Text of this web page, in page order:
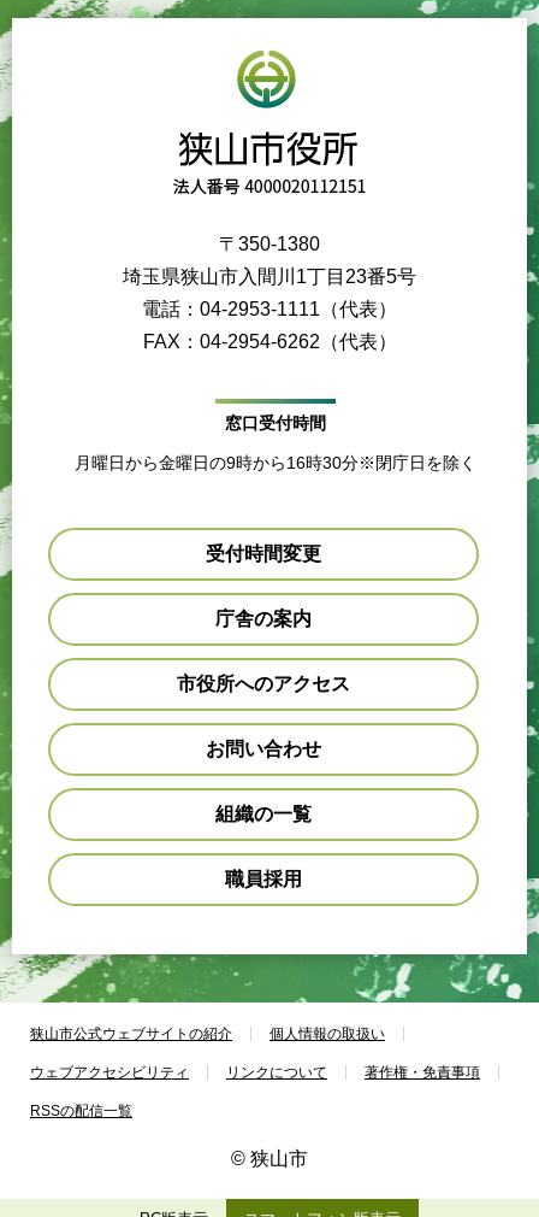
〒350-1380
埼玉県狭山市入間川1丁目23番5号
電話：04-2953-1111（代表）
FAX：04-2954-6262（代表）
窓口受付時間
月曜日から金曜日の9時から16時30分※閉庁日を除く
受付時間変更
庁舎の案内
市役所へのアクセス
お問い合わせ
組織の一覧
職員採用
狭山市公式ウェブサイトの紹介 個人情報の取扱い
ウェブアクセシビリティ リンクについて 著作権・免責事項
RSSの配信一覧
© 狭山市